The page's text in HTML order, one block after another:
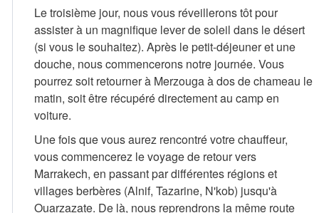
Le troisième jour, nous vous réveillerons tôt pour
assister à un magnifique lever de soleil dans le désert
(si vous le souhaitez). Après le petit-déjeuner et une
douche, nous commencerons notre journée. Vous
pourrez soit retourner à Merzouga à dos de chameau le
matin, soit être récupéré directement au camp en
voiture.
Une fois que vous aurez rencontré votre chauffeur,
vous commencerez le voyage de retour vers
Marrakech, en passant par différentes régions et
villages berbères (Alnif, Tazarine, N'kob) jusqu'à
Ouarzazate. De là, nous reprendrons la même route